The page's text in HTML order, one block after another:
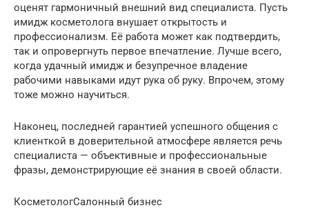
оценят гармоничный внешний вид специалиста. Пусть
имидж косметолога внушает открытость и
профессионализм. Её работа может как подтвердить,
так и опровергнуть первое впечатление. Лучше всего,
когда удачный имидж и безупречное владение
рабочими навыками идут рука об руку. Впрочем, этому
тоже можно научиться.
Наконец, последней гарантией успешного общения с
клиенткой в доверительной атмосфере является речь
специалиста — объективные и профессиональные
фразы, демонстрирующие её знания в своей области.
КосметологСалонный бизнес